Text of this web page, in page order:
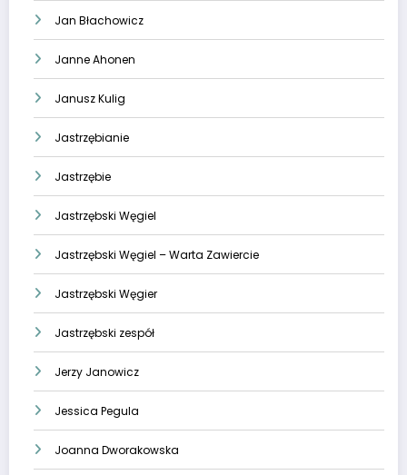
Jan Błachowicz
Janne Ahonen
Janusz Kulig
Jastrzębianie
Jastrzębie
Jastrzębski Węgiel
Jastrzębski Węgiel – Warta Zawiercie
Jastrzębski Węgier
Jastrzębski zespół
Jerzy Janowicz
Jessica Pegula
Joanna Dworakowska